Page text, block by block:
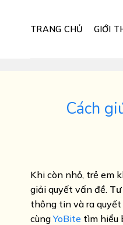
content
TRANG CHỦ GIỚI
Cách
Khi còn nhỏ, trẻ em
giải quyết vấn đề.
thông tin và ra
cùngYoBite tìm hiểu